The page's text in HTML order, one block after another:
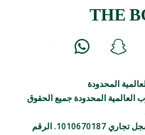
THE
المحدودة
المحدودة جميع الحقوق
1010670187.
الرقم